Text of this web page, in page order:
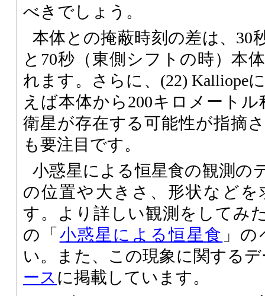
べきでしょう。
本体との掩蔽時刻の差は、30
と70秒（東側シフトの時）本
れます。さらに、(22) Kalliope
えば本体から200キロメート
衛星が存在する可能性が指摘
も要注目です。
小惑星による恒星食の観測の
の位置や大きさ、形状など
す。より詳しい観測をしてみ
の「 小惑星による恒星食 」
い。また、この現象に関する
ース に掲載しています。